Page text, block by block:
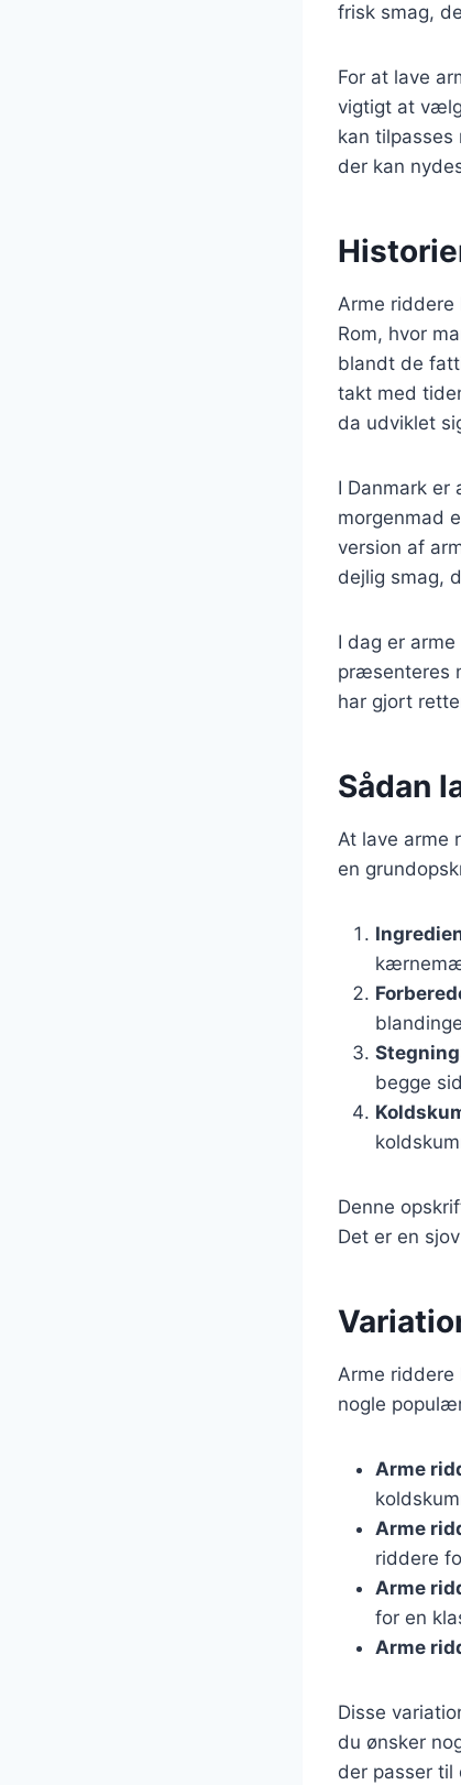
frisk smag,
For at lave
vigtigt at
kan tilpasses
der kan
Arme
Rom, hvor
blandt de
takt med
da udviklet
I Danmark
morgenmad
version af
dejlig smag,
I dag er
præsenteres
har gjort
Sådan
At lave arme
en
Stegning
begge
Denne
Det er en
Arme riddere
nogle
Arme
Arme
riddere
Arme
for en
Arme
Disse
du ønsker
der passer til